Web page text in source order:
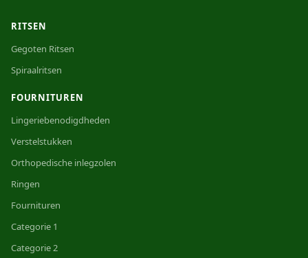
RITSEN
Gegoten Ritsen
Spiraalritsen
FOURNITUREN
Lingeriebenodigdheden
Verstelstukken
Orthopedische inlegzolen
Ringen
Fournituren
Categorie 1
Categorie 2